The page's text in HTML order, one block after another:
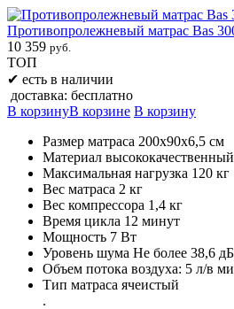
Противопролежневый матрас Bas
10 359 руб.
ТОП
✔ есть в наличии
доставка: бесплатно
В корзинуВ корзине В корзину
Размер матраса 200х90х6,5 см
Материал
Максимальная нагрузка 120 кг
Вес матраса 2 кг
Вес компрессора 1,4 кг
Время цикла 12 минут
Мощность 7 Вт
Уровень шума Не более 38,6
Объем потока воздуха: 5 л/в
Тип матраса ячеистый
.